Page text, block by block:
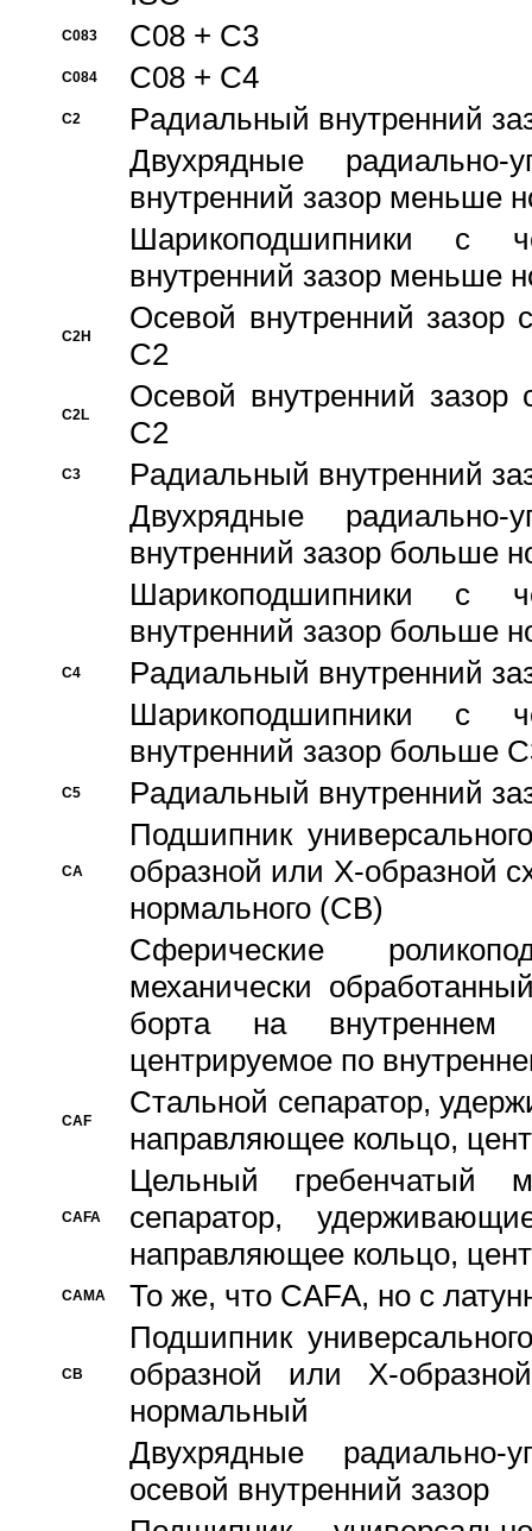
C083 C08 + C3
C084 C08 + C4
C2
Pадиальный внутренний
Двухрядные радиально-
внутренний зазор меньше
Шарикоподшипники с
внутренний зазор меньше
C2H
Осевой внутренний зазор
C2
C2L
Осевой внутренний зазор
C2
C3
Pадиальный внутренний
Двухрядные радиально-
внутренний зазор больше
Шарикоподшипники с
внутренний зазор больше
C4
Pадиальный внутренний
Шарикоподшипники с
внутренний зазор больше
C5 Pадиальный внутренний
CA
Подшипник
образной или Х-образной
нормального (CB)
Сферические
механически
борта на внутреннем
центрируемое по
CAF
Стальной сепаратор,
направляющее кольцо,
CAFA
Цельный гребенчатый
сепаратор,
направляющее кольцо,
CAMA То же, что CAFA, но с
CB
Подшипник
образной или Х-
нормальный
Двухрядные радиально-
осевой внутренний зазор